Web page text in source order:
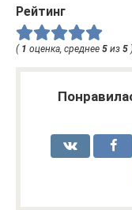
Рейтинг
( 1 оценка, среднее 5 из 5